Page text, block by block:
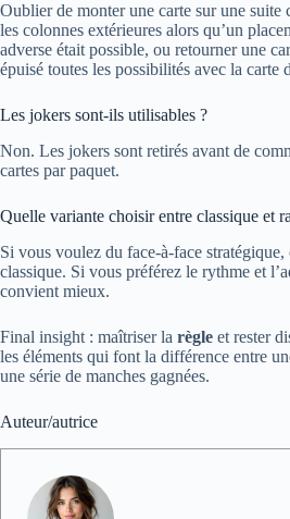
Oublier de monter une carte sur une suite
les colonnes extérieures alors qu’un
adverse était possible, ou retourner une
épuisé toutes les possibilités avec la carte
Les jokers sont-ils utilisables ?
Non. Les jokers sont retirés avant de
cartes par paquet.
Quelle variante choisir entre classique et
Si vous voulez du face-à-face
classique. Si vous préférez le rythme et
convient mieux.
Final insight : maîtriser la règle et rester
les éléments qui font la différence entre
une série de manches gagnées.
Auteur/autrice